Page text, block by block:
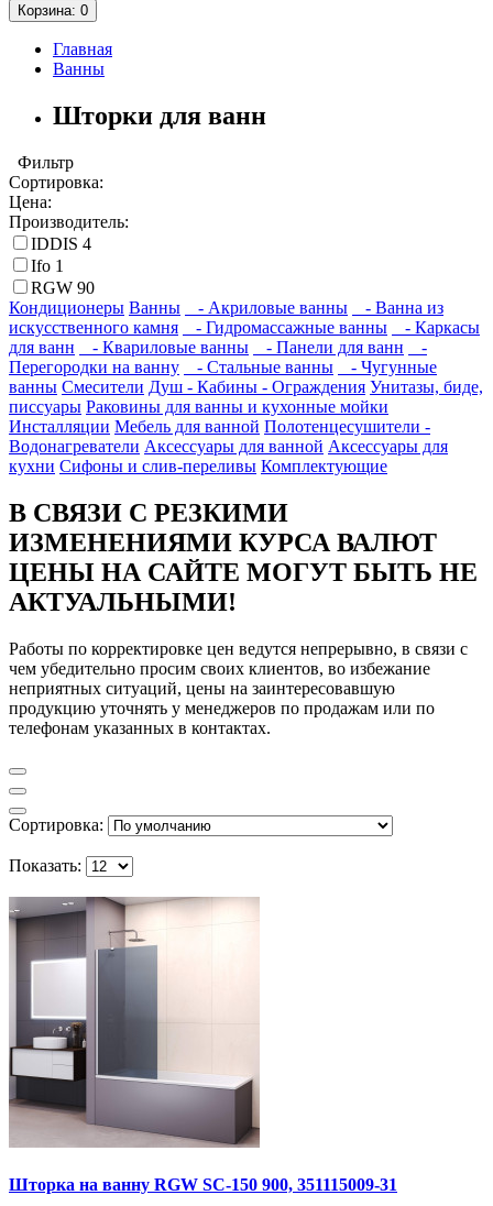
Корзина: 0
Главная
Ванны
Шторки для ванн
Фильтр
Сортировка:
Цена:
Производитель:
IDDIS 4
Ifo 1
RGW 90
Кондиционеры Ванны - Акриловые ванны
- Ванна из
искусственного камня
- Гидромассажные ванны
- Каркасы
для ванн
- Квариловые ванны - Панели для ванн
-
Перегородки на ванну
- Стальные ванны
- Чугунные
ванны Смесители Душ - Кабины - Ограждения Унитазы, биде,
писсуары Раковины для ванны и кухонные мойки
Инсталляции Мебель для ванной Полотенцесушители -
Водонагреватели Аксессуары для ванной Аксессуары для
кухни Сифоны и слив-переливы Комплектующие
В СВЯЗИ С РЕЗКИМИ
ИЗМЕНЕНИЯМИ КУРСА ВАЛЮТ
ЦЕНЫ НА САЙТЕ МОГУТ БЫТЬ НЕ
АКТУАЛЬНЫМИ!
Работы по корректировке цен ведутся непрерывно, в связи с
чем убедительно просим своих клиентов, во избежание
неприятных ситуаций, цены на заинтересовавшую
продукцию уточнять у менеджеров по продажам или по
телефонам указанных в контактах.
Сортировка:
Показать:
Шторка на ванну RGW SC-150 900, 351115009-31